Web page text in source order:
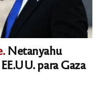
Netanyahu
para Gaza